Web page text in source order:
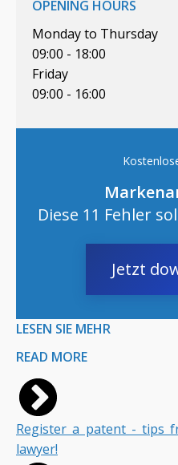
OPENING HOURS
Monday to Thursday
09:00 - 18:00
Friday
09:00 - 16:00
Diese 11 Fehler
Jetzt
LESEN SIE MEHR
READ MORE
Register a patent - tips
lawyer!